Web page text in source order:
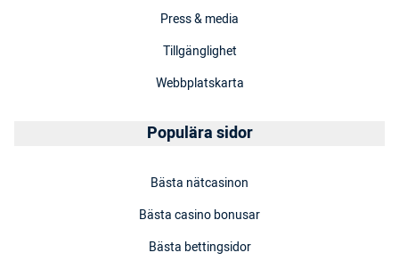
Press & media
Tillgänglighet
Webbplatskarta
Populära sidor
Bästa nätcasinon
Bästa casino bonusar
Bästa bettingsidor